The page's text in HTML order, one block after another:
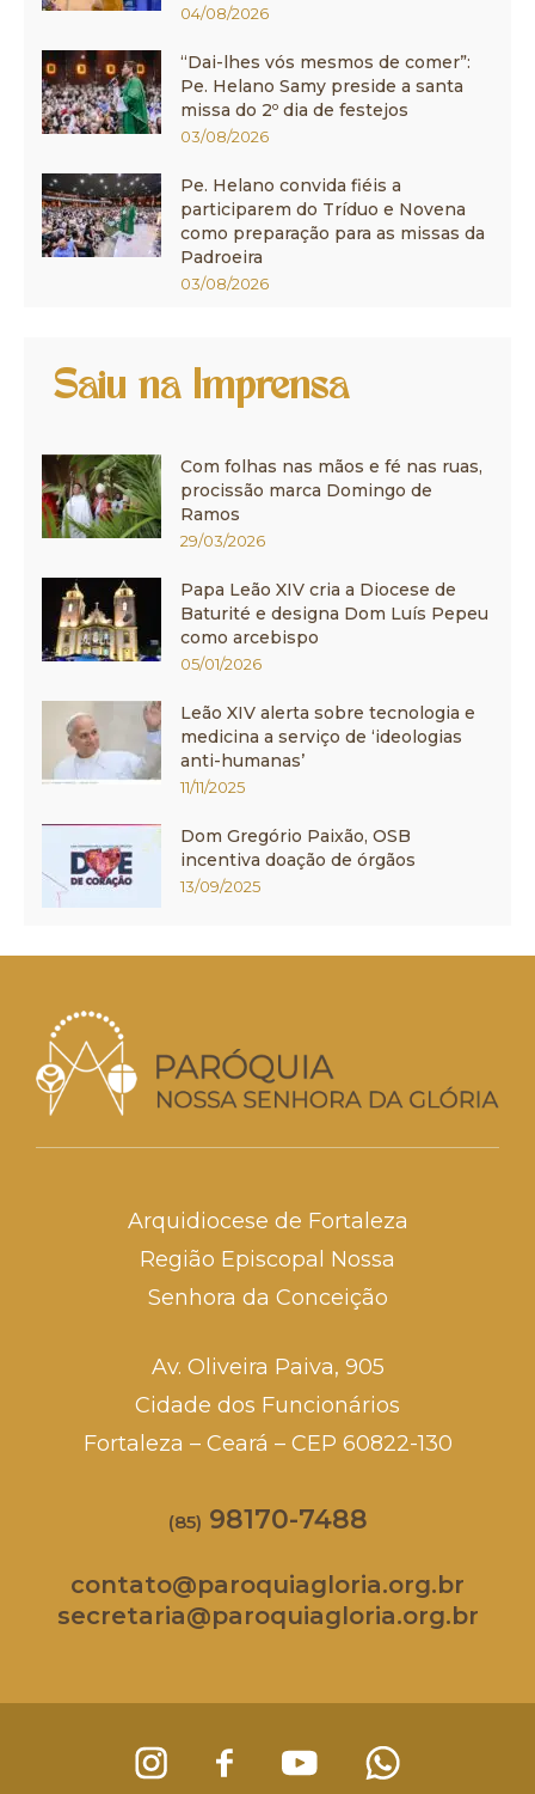
04/08/2026
“Dai-lhes vós mesmos de comer”:
Pe. Helano Samy preside a santa
missa do 2º dia de festejos
03/08/2026
Pe. Helano convida fiéis a
participarem do Tríduo e Novena
como preparação para as missas da
Padroeira
03/08/2026
Saiu na Imprensa
Com folhas nas mãos e fé nas ruas,
procissão marca Domingo de
Ramos
29/03/2026
Papa Leão XIV cria a Diocese de
Baturité e designa Dom Luís Pepeu
como arcebispo
05/01/2026
Leão XIV alerta sobre tecnologia e
medicina a serviço de ‘ideologias
anti-humanas’
11/11/2025
Dom Gregório Paixão, OSB
incentiva doação de órgãos
13/09/2025
Arquidiocese de Fortaleza
Região Episcopal Nossa
Senhora da Conceição
Av. Oliveira Paiva, 905
Cidade dos Funcionários
Fortaleza – Ceará – CEP 60822-130
(85) 98170-7488
contato@paroquiagloria.org.br
secretaria@paroquiagloria.org.br